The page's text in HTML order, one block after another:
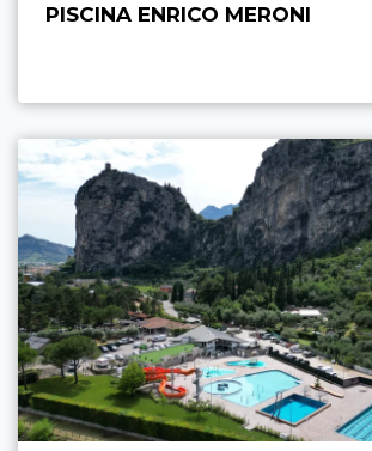
PISCINA ENRICO MERONI